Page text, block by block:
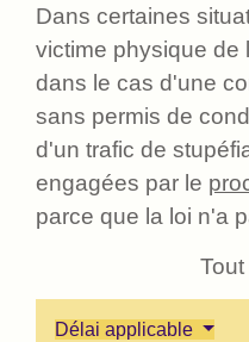
Dans certaines
victime physique de
dans le cas d'une
sans permis de
d'un trafic de
engagées par le
parce que la loi n'a
Délai applicable